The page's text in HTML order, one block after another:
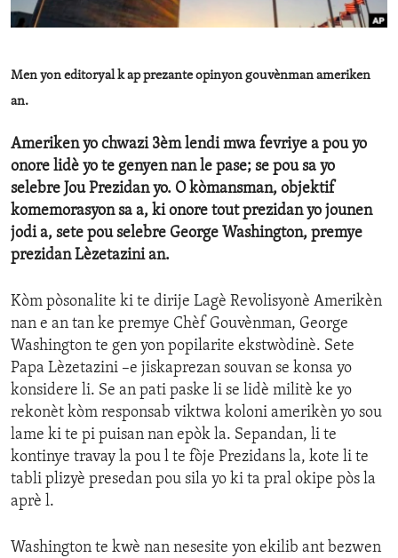
ENVIRONMENT AND HEALTH
Men yon editoryal k ap prezante opinyon gouvènman ameriken
an.
​Ameriken yo chwazi 3èm lendi mwa fevriye a pou yo
onore lidè yo te genyen nan le pase; se pou sa yo
selebre Jou Prezidan yo. O kòmansman, objektif
komemorasyon sa a, ki onore tout prezidan yo jounen
jodi a, sete pou selebre George Washington, premye
prezidan Lèzetazini an.
Kòm pòsonalite ki te dirije Lagè Revolisyonè Amerikèn
nan e an tan ke premye Chèf Gouvènman, George
Washington te gen yon popilarite ekstwòdinè. Sete
Papa Lèzetazini –e jiskaprezan souvan se konsa yo
konsidere li. Se an pati paske li se lidè militè ke yo
rekonèt kòm responsab viktwa koloni amerikèn yo sou
lame ki te pi puisan nan epòk la. Sepandan, li te
kontinye travay la pou l te fòje Prezidans la, kote li te
tabli plizyè presedan pou sila yo ki ta pral okipe pòs la
aprè l.
Washington te kwè nan nesesite yon ekilib ant bezwen